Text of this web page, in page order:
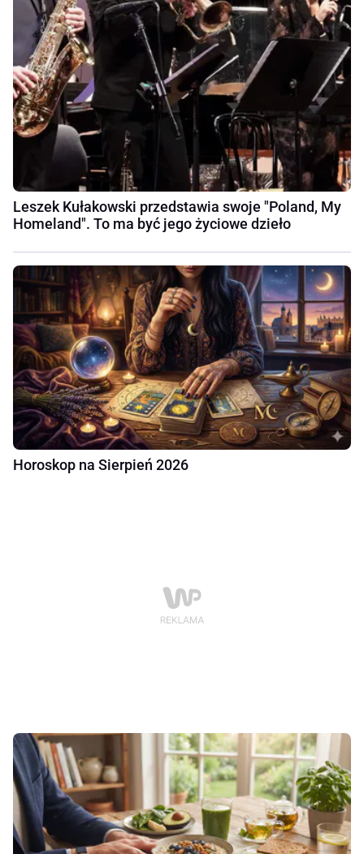
Leszek Kułakowski przedstawia swoje "Poland, My
Homeland". To ma być jego życiowe dzieło
Horoskop na Sierpień 2026